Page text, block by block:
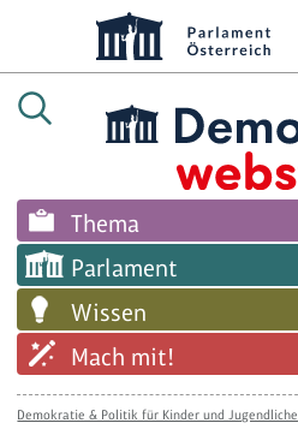
Thema
Parlament
Wissen
Mach mit!
Demokratie & Politik für Kinder und Jugendliche